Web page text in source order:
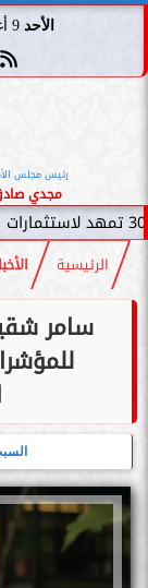
الأحد 9 أغسطس 2026
رئيس مجلس
مجدي
الرئيسية
سامر